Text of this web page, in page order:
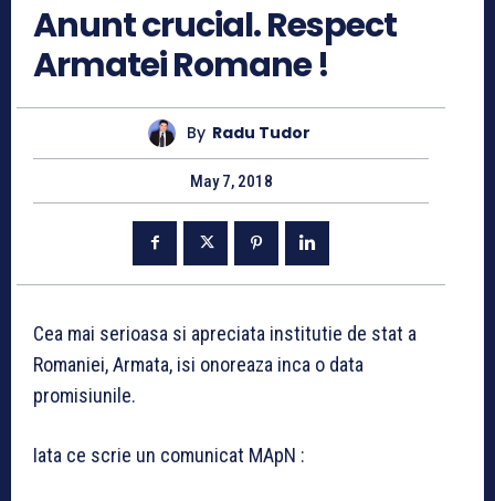
Anunt crucial. Respect
Armatei Romane !
By Radu Tudor
May 7, 2018
Cea mai serioasa si apreciata institutie de stat a
Romaniei, Armata, isi onoreaza inca o data
promisiunile.
Iata ce scrie un comunicat MApN :